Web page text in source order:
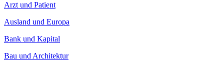
Arzt und Patient
Ausland und Europa
Bank und Kapital
Bau und Architektur